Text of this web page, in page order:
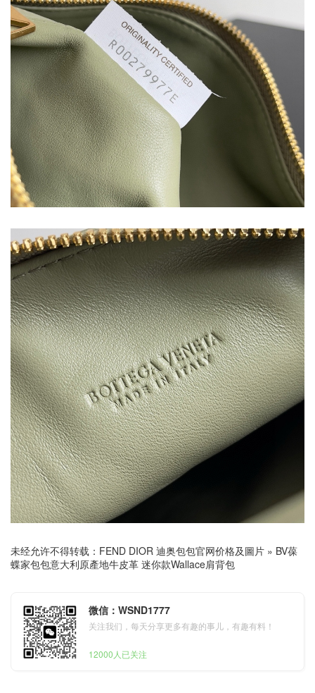
未经允许不得转载： FEND DIOR 迪奥包包官网价格及圖片 » BV葆
蝶家包包意大利原產地牛皮革 迷你款Wallace肩背包
微信：WSND1777
关注我们，每天分享更多有趣的事儿，有趣有料！
12000人已关注